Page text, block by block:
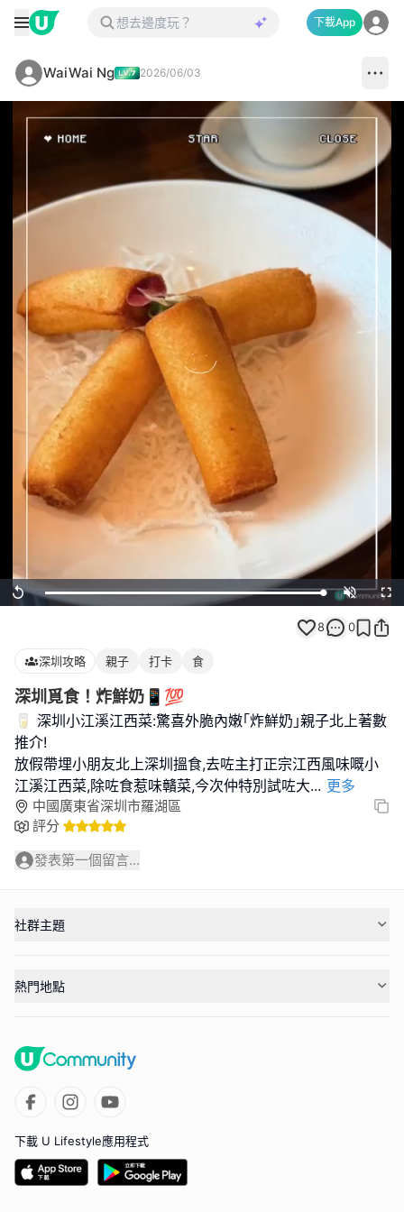
下載App
WaiWai Ng 2026/06/03
Replay Loaded:
100.00%
Unmute
8 0
深圳攻略 親子 打卡 食
深圳覓食！炸鮮奶📱💯
🥛 深圳小江溪江西菜:驚喜外脆內嫩｢炸鮮奶｣親子北上著數
推介!
放假帶埋小朋友北上深圳搵食,去咗主打正宗江西風味嘅小
江溪江西菜,除咗食惹味贛菜,今次仲特別試咗大... 更多
中國廣東省深圳市羅湖區
評分
發表第一個留言...
社群主題
熱門地點
下載 U Lifestyle應用程式